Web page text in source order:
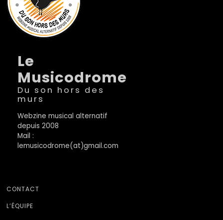
Le
Musicodrome
Du son hors des
murs
Webzine musical alternatif
depuis 2008
Mail :
lemusicodrome(at)gmail.com
CONTACT
L’ÉQUIPE